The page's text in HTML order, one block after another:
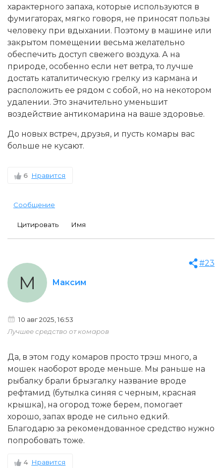
характерного запаха, которые используются в
фумигаторах, мягко говоря, не приносят пользы
человеку при вдыхании. Поэтому в машине или
закрытом помещении весьма желательно
обеспечить доступ свежего воздуха. А на
природе, особенно если нет ветра, то лучше
достать каталитическую грелку из кармана и
расположить ее рядом с собой, но на некотором
удалении. Это значительно уменьшит
воздействие антикомарина на ваше здоровье.
До новых встреч, друзья, и пусть комары вас
больше не кусают.
6 Нравится
Сообщение
Цитировать Имя
Максим
М
#23
10 авг 2025, 16:53
Лучшее средство от комаров
Да, в этом году комаров просто трэш много, а
мошек наоборот вроде меньше. Мы раньше на
рыбалку брали брызгалку название вроде
рефтамид (бутылка синяя с черным, красная
крышка), на огород тоже берем, помогает
хорошо, запах вроде не сильно едкий.
Благодарю за рекомендованное средство нужно
попробовать тоже.
4 Нравится